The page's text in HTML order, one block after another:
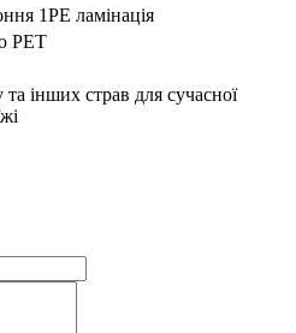
1PE ламінація
PET
та інших страв для сучасної